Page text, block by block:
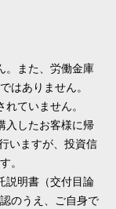
。また、労働金庫
はありません。
ていません。
入したお客様に帰
いますが、投資信
。
説明書（交付目論
のうえ、ご自身で